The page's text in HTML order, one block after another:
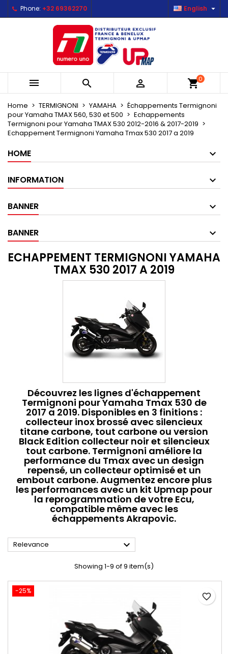
Phone: +32 69362270 English 
   shopping_cart0
Home TERMIGNONI YAMAHA
Échappements Termignoni
pour Yamaha TMAX 560, 530 et 500
Echappements
Termignoni pour Yamaha TMAX 530 2012-2016 & 2017-2019
Echappement Termignoni Yamaha Tmax 530 2017 a 2019
HOME
INFORMATION
BANNER
BANNER
ECHAPPEMENT TERMIGNONI YAMAHA
TMAX 530 2017 A 2019
Découvrez les lignes d'échappement
Termignoni pour Yamaha Tmax 530 de
2017 a 2019. Disponibles en 3 finitions :
collecteur inox brossé avec silencieux
titane carbone, tout carbone ou version
Black Edition collecteur noir et silencieux
tout carbone. Termignoni améliore la
performance du Tmax avec un design
repensé, un collecteur optimisé et un
embout carbone. Augmentez encore plus
les performances avec un kit Upmap pour
la reprogrammation de votre Ecu,
compatible même avec les
échappements Akrapovic.
Relevance 
Showing 1-9 of 9 item(s)
-25%
favorite_border
Mes listes d'envies ×
Créer une nouvelle liste
((modalTitle)) ×
((confirmMessage))
((cancelText)) ((modalDeleteText))
Create wishlist ×
Wishlist name
Sign in ×
You need to be logged in to save products in your
Cancel Sign in